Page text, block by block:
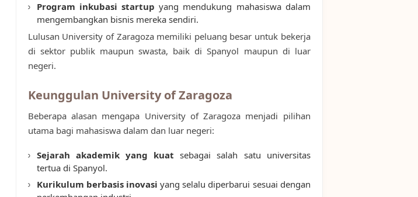
Program inkubasi startup yang mendukung mahasiswa dalam
mengembangkan bisnis mereka sendiri.
Lulusan University of Zaragoza memiliki peluang besar untuk bekerja
di sektor publik maupun swasta, baik di Spanyol maupun di luar
negeri.
Keunggulan University of Zaragoza
Beberapa alasan mengapa University of Zaragoza menjadi pilihan
utama bagi mahasiswa dalam dan luar negeri:
Sejarah akademik yang kuat sebagai salah satu universitas
tertua di Spanyol.
Kurikulum berbasis inovasi yang selalu diperbarui sesuai dengan